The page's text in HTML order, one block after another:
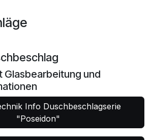
Glasbearbeitung und
Info Duschbeschlagserie
"Poseidon"